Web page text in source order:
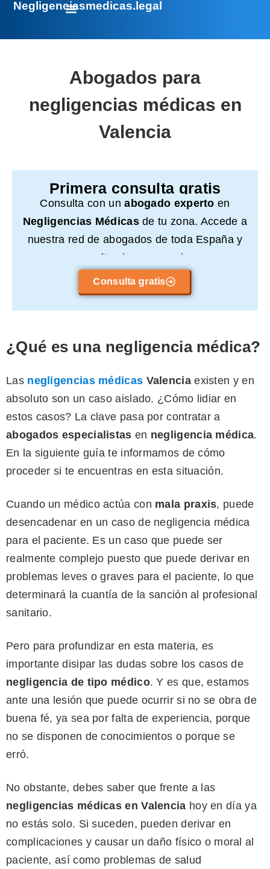
Negligenciasmedicas.legal
Abogados para
negligencias médicas en
Valencia
Primera consulta gratis
Consulta con unabogado experto en
Negligencias Médicasde tu zona. Accede a
nuestra red de abogados de toda España y
consulta sin compromiso.
Consulta gratis
¿Qué es una negligencia médica?
Las negligencias médicas Valenciaexisten y en
absoluto son un caso aislado. ¿Cómo lidiar en
estos casos? La clave pasa por contratar a
abogados especialistas en negligencia médica.
En la siguiente guía te informamos de cómo
proceder si te encuentras en esta situación.
Cuando un médico actúa con mala praxis, puede
desencadenar en un caso de negligencia médica
para el paciente. Es un caso que puede ser
realmente complejo puesto que puede derivar en
problemas leves o graves para el paciente, lo que
determinará la cuantía de la sanción al profesional
sanitario.
Pero para profundizar en esta materia, es
importante disipar las dudas sobre los casos de
negligencia de tipo médico. Y es que, estamos
ante una lesión que puede ocurrir si no se obra de
buena fé, ya sea por falta de experiencia, porque
no se disponen de conocimientos o porque se
erró.
No obstante, debes saber que frente a las
negligencias médicas en Valencia hoy en día ya
no estás solo. Si suceden, pueden derivar en
complicaciones y causar un daño físico o moral al
paciente, así como problemas de salud